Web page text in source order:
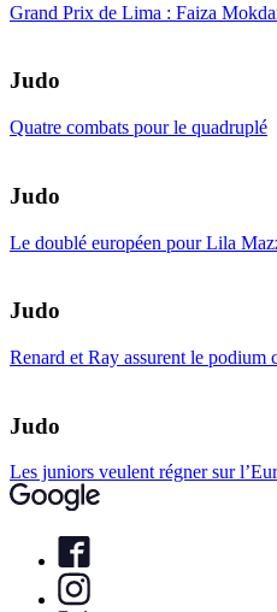
Grand Prix de Lima : Faiza
Judo
Quatre combats pour le quadruplé
Judo
Le doublé européen pour Lila
Judo
Renard et Ray assurent le podium
Judo
Les juniors veulent régner sur